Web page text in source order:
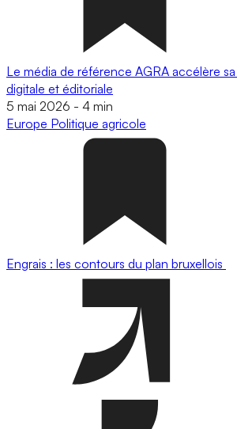
Le média de référence AGRA accélère
digitale et éditoriale
5 mai 2026 - 4 min
Europe Politique agricole
Engrais : les contours du plan bruxellois